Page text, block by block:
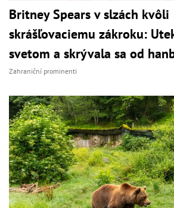
Britney Spears v slzách kvôli
skrášľovaciemu zákroku:
svetom a skrývala sa od
Zahraniční prominenti